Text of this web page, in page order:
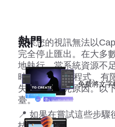
如果您的視訊無法以
完全停止匯出。在大多
地執行。當系統資源不
時的GPU驅動程式、有
失敗的最常見原因。以
臺。
📍 如果在嘗試這些步驟
熱門
免費將文字